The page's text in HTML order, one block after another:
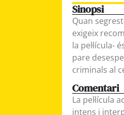
Sinopsi
Quan
exigeix
la pel·lícula-
pare
criminals al
Comentari
La pel·lícula
intens i